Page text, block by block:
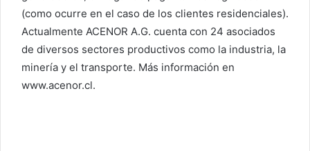
(como ocurre en el caso de los clientes residenciales).
Actualmente ACENOR A.G. cuenta con 24 asociados
de diversos sectores productivos como la industria, la
minería y el transporte. Más información en
www.acenor.cl.